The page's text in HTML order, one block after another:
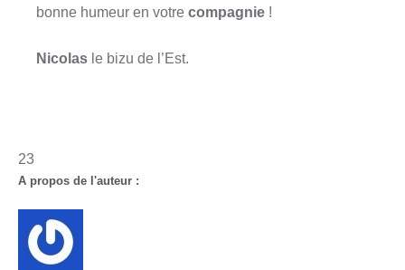
bonne humeur en votre compagnie !
Nicolas le bizu de l’Est.
23
A propos de l'auteur :